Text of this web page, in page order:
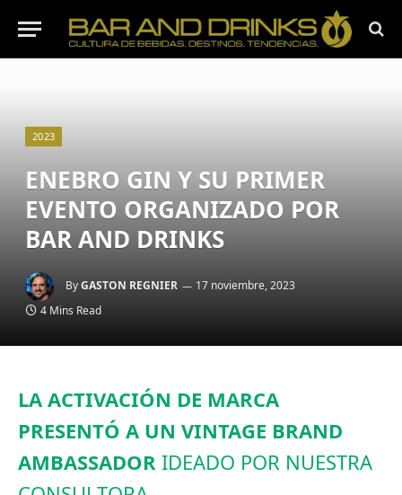
2023
ENEBRO GIN Y SU PRIMER
EVENTO ORGANIZADO POR
BAR AND DRINKS
ByGASTON REGNIER
17 noviembre, 2023
4 Mins Read
LA ACTIVACIÓN DE MARCA
PRESENTÓ A UN VINTAGE BRAND
AMBASSADOR IDEADO POR NUESTRA